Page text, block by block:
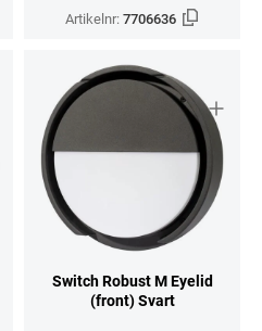
Artikelnr:7706636
Switch Robust M Eyelid
(front) Svart